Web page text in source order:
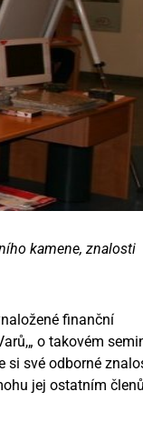
kamene, znalosti
finanční
o takovém
si své odborné
jej ostatním